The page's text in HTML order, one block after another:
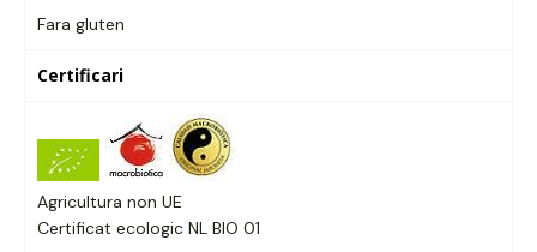
Fara gluten
Certificari
Agricultura non UE
Certificat ecologic NL BIO 01